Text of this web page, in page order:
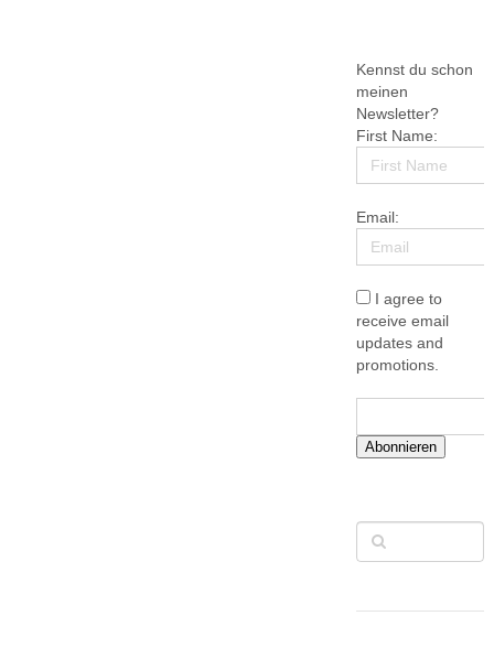
Kennst du schon
meinen
Newsletter?
First Name:
Email:
I agree to
receive email
updates and
promotions.
Abonnieren